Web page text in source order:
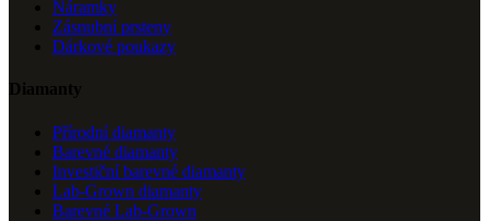
Náramky
Zásnubní prsteny
Dárkové poukazy
Diamanty
Přírodní diamanty
Barevné diamanty
Investiční barevné diamanty
Lab-Grown diamanty
Barevné Lab-Grown